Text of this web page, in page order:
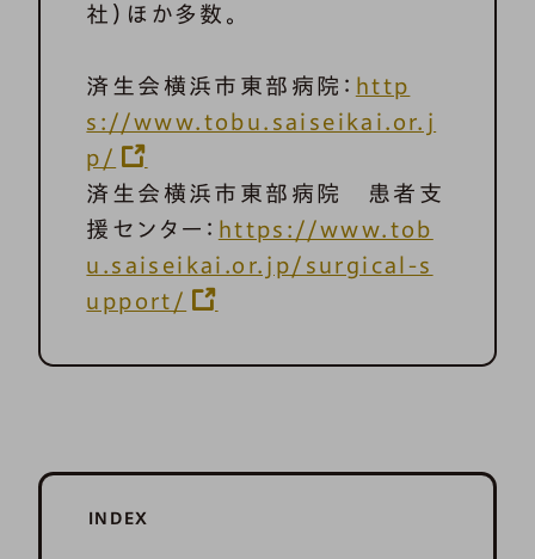
社）ほか多数。
済生会横浜市東部病院： http
s://www.tobu.saiseikai.or.j
p/
済生会横浜市東部病院 患者支
援センター： https://www.tob
u.saiseikai.or.jp/surgical-s
upport/
INDEX